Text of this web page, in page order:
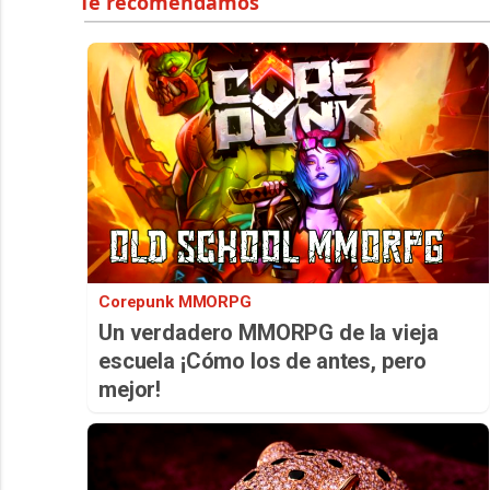
Corepunk MMORPG
Un verdadero MMORPG de la vieja
escuela ¡Cómo los de antes, pero
mejor!